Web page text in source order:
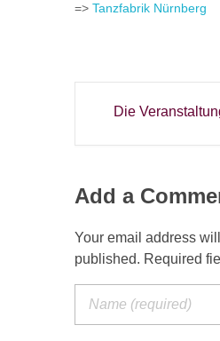
=> Tanzfabrik Nürnberg
Die
Add a
Your email address
published. Required